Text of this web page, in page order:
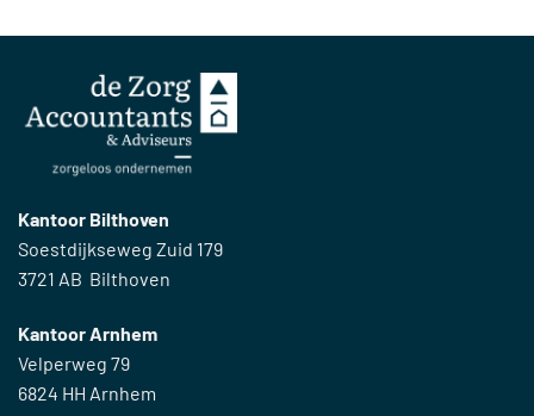
Kantoor Bilthoven
Soestdijkseweg Zuid 179
3721 AB Bilthoven
Kantoor Arnhem
Velperweg 79
6824 HH Arnhem